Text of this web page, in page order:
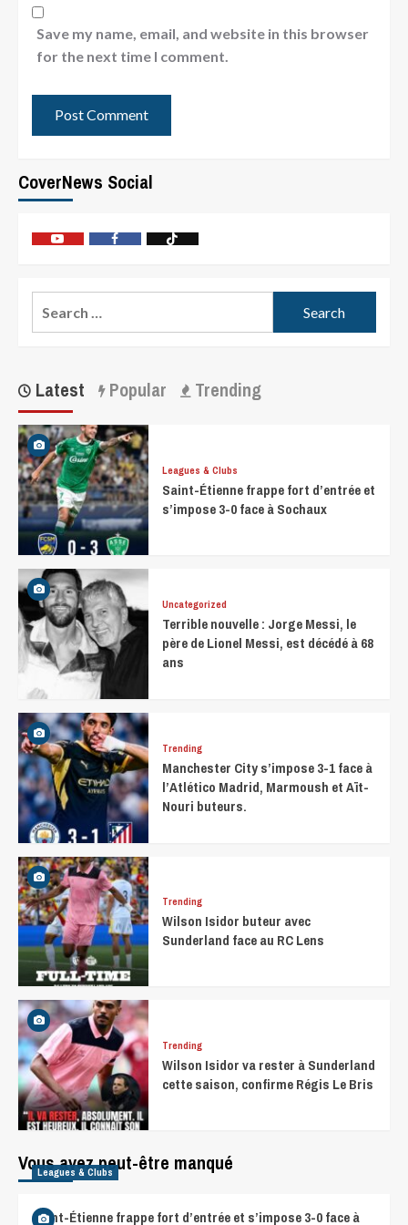
Save my name, email, and website in this browser
for the next time I comment.
CoverNews Social
Latest Popular Trending
Leagues & Clubs
Saint-Étienne frappe fort d’entrée et
s’impose 3-0 face à Sochaux
Uncategorized
Terrible nouvelle : Jorge Messi, le
père de Lionel Messi, est décédé à 68
ans
Trending
Manchester City s’impose 3-1 face à
l’Atlético Madrid, Marmoush et Aït-
Nouri buteurs.
Trending
Wilson Isidor buteur avec
Sunderland face au RC Lens
Trending
Wilson Isidor va rester à Sunderland
cette saison, confirme Régis Le Bris
Vous avez peut-être manqué
Leagues & Clubs
Saint-Étienne frappe fort d’entrée et s’impose 3-0 face à